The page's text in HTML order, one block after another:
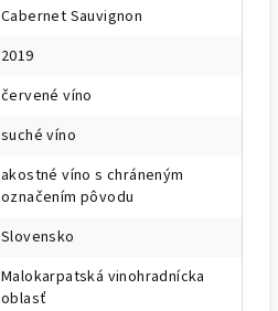
Cabernet Sauvignon
2019
červené víno
suché víno
akostné víno s chráneným
označením pôvodu
Slovensko
Malokarpatská vinohradnícka
oblasť